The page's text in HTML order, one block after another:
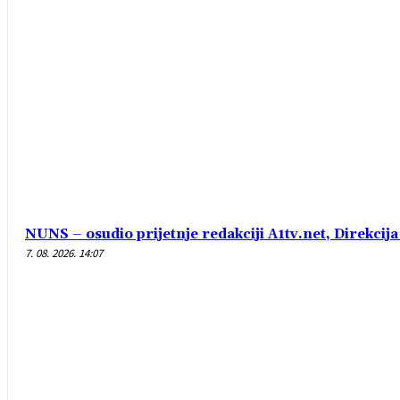
NUNS – osudio prijetnje redakciji A1tv.net,
7. 08. 2026. 14:07